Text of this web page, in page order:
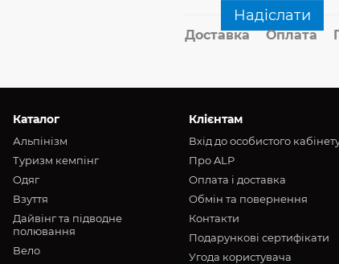
Надіслати
Доставка Оплата
Каталог
Альпінізм
Туризм кемпінг
Oдяг
Взуття
Дайвінг та підводне
полювання
Вело
Клієнтам
Вхід до особистого
Про ALP
Оплата і доставка
Обмін та повернення
Контакти
Подарункові сертифікати
Угода користувача